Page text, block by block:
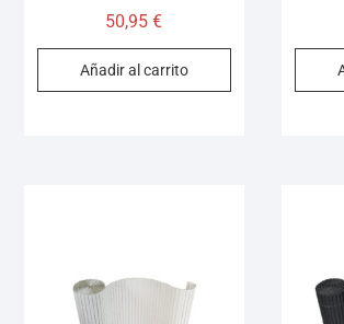
50,95€
Añadir al carrito